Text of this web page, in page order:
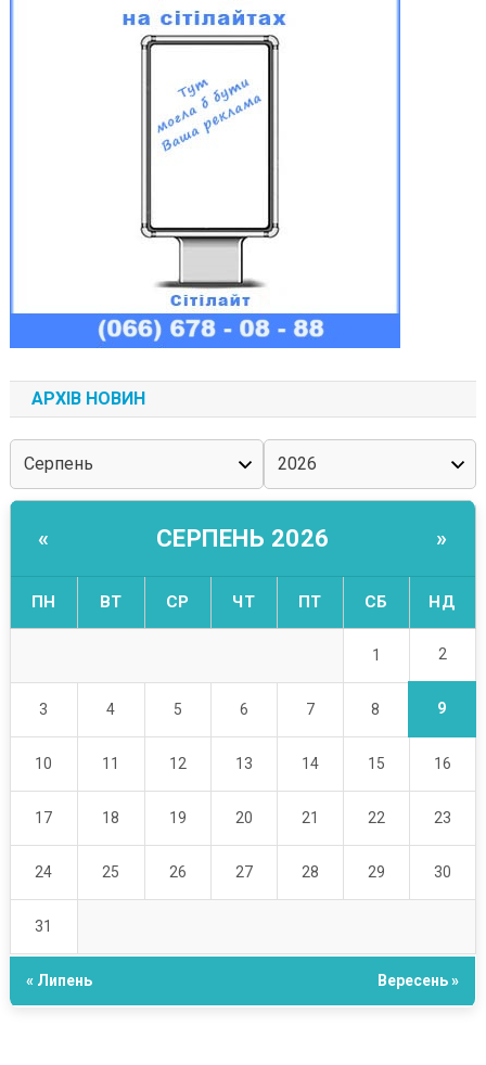
АРХІВ НОВИН
« СЕРПЕНЬ 2026 »
ПН ВТ СР ЧТ ПТ СБ НД
1 2
3 4 5 6 7 8 9
10 11 12 13 14 15 16
17 18 19 20 21 22 23
24 25 26 27 28 29 30
31
« Липень Вересень »